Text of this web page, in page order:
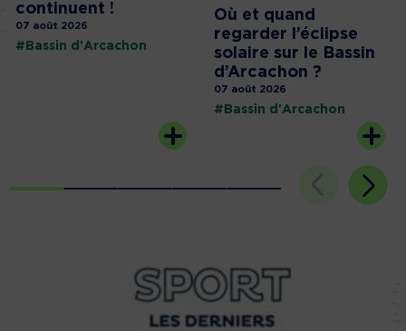
continuent !
07 août 2026
#Bassin d'Arcachon
Où et quand
regarder l’éclipse
solaire sur le Bassin
d’Arcachon ?
07 août 2026
#Bassin d'Arcachon